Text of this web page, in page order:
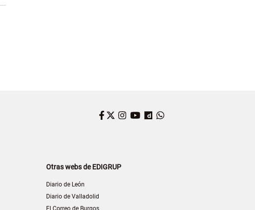
Facebook
Twitter
Instagram
YouTube
Dailymotion
Otras webs de EDIGRUP
Diario de León
Diario de Valladolid
El Correo de Burgos